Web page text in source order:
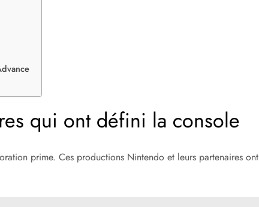
qui ont défini la console
prime. Ces productions Nintendo et leurs partenaires ont